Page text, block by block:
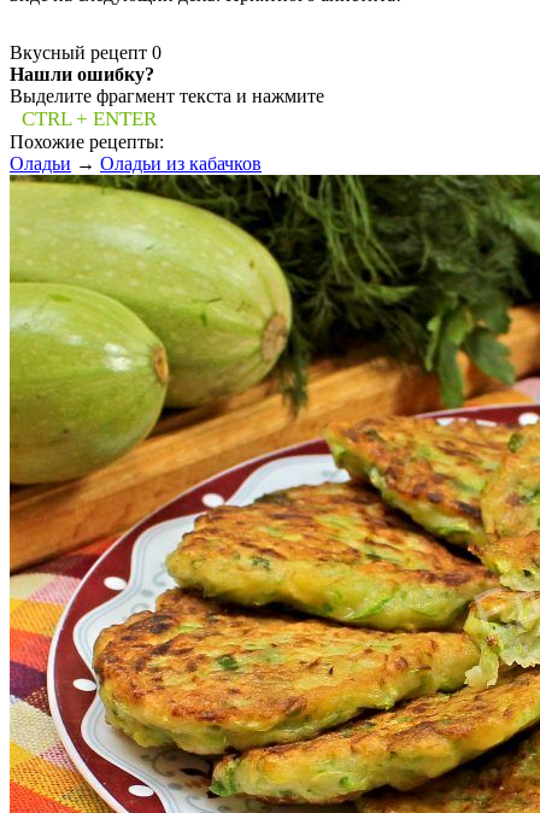
Вкусный рецепт 0
Нашли ошибку?
Выделите фрагмент текста и нажмите
CTRL + ENTER
Похожие рецепты:
Оладьи → Оладьи из кабачков